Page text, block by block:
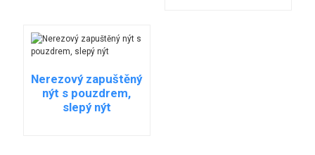
Nerezový zapuštěný
nýt s pouzdrem,
slepý nýt